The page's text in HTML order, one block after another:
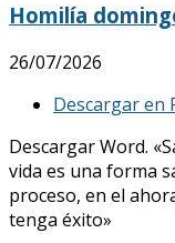
Homilía
26/07/2026
Descargar en
Descargar Word.
vida es una forma
proceso, en el
tenga éxito»